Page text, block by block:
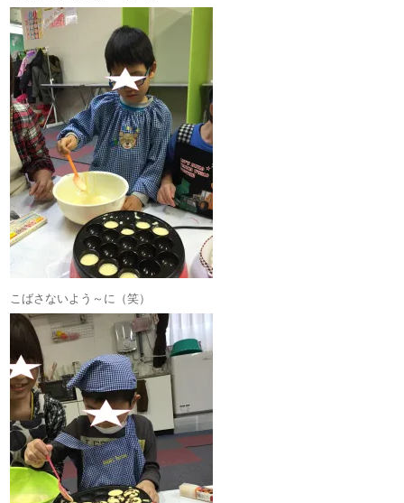
こばさないよう～に（笑）